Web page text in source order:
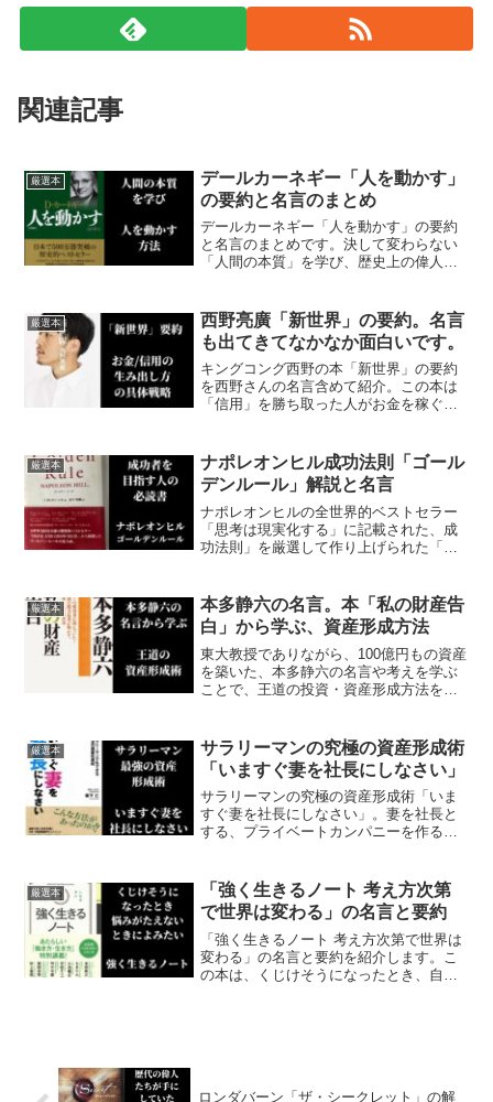
関連記事
厳選本
デールカーネギー「人を動かす」
の要約と名言のまとめ
デールカーネギー「人を動かす」の要約
と名言のまとめです。決して変わらない
「人間の本質」を学び、歴史上の偉人・
厳選本
西野亮廣「新世界」の要約。名言
も出てきてなかなか面白いです。
キングコング西野の本「新世界」の要約
を西野さんの名言含めて紹介。この本は
「信用」を勝ち取った人がお金を稼ぐ時
クラウドファンディングとオンラインサ
ロンについてふれています
厳選本
ナポレオンヒル成功法則「ゴール
デンルール」解説と名言
ナポレオンヒルの全世界的ベストセラー
「思考は現実化する」に記載された、成
功法則」を厳選して作り上げられた「ゴ
「ゴールデンルール」を要約とその名言
を紹介します。
厳選本
本多静六の名言。本「私の財産告
白」から学ぶ、資産形成方法
東大教授でありながら、100億円もの資産
を築いた、本多静六の名言や考えを学ぶ
ことで、王道の投資・資産形成方法を学
白」の名言を紹介します
厳選本
サラリーマンの究極の資産形成術
「いますぐ妻を社長にしなさい」
サラリーマンの究極の資産形成術「いま
すぐ妻を社長にしなさい」。妻を社長と
する、プライベートカンパニーを作るこ
の資産形成方法「いますぐ妻を社長にし
なさい」の要約です。
厳選本
「強く生きるノート 考え方次第
で世界は変わる」の名言と要約
「強く生きるノート 考え方次第で世界は
変わる」の名言と要約を紹介します。こ
の本は、くじけそうになったとき、自信
ロンダバーン「ザ・シークレット」の解